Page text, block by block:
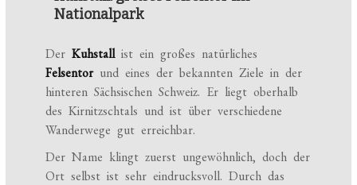
Nationalpark
DerKuhstallist ein großes natürliches
Felsentorund eines der bekannten Ziele in der
hinteren Sächsischen Schweiz. Er liegt oberhalb
des Kirnitzschtals und ist über verschiedene
Wanderwege gut erreichbar.
Der Name klingt zuerst ungewöhnlich, doch der
Ort selbst ist sehr eindrucksvoll. Durch das